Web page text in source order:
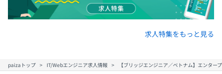
求人特集をもっと見る
paizaトップ IT/Webエンジニア求人情報 【ブリッジエンジニア／ベトナム】エンタ